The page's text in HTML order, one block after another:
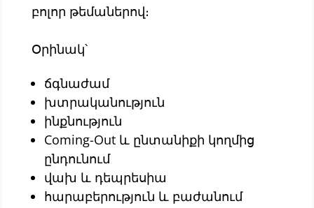
բոլոր թեմաներով։
Օրինակ՝
ճգնաժամ
խտրականություն
ինքնություն
Coming-Out և ընտանիքի կողմից
ընդունում
վախ և դեպրեսիա
հարաբերություն և բաժանում